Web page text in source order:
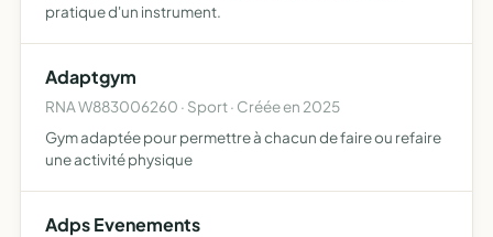
pratique d'un instrument.
Adaptgym
RNA W883006260 · Sport · Créée en 2025
Gym adaptée pour permettre à chacun de faire ou refaire
une activité physique
Adps Evenements